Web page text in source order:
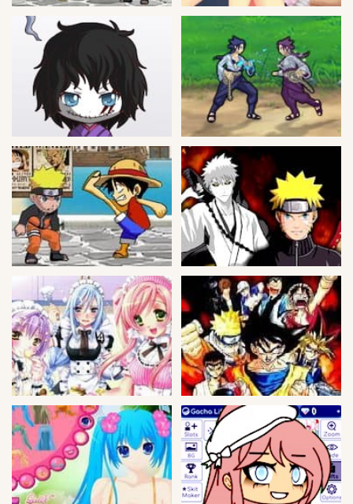
Chicas
Fútbol
Peleas
Deportes
Puntería
Puzzles
Logica
Arcade
Habilidad
Motos
Guerra